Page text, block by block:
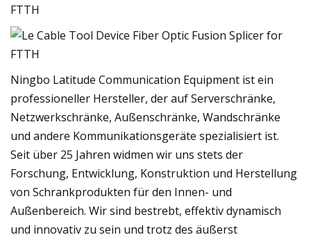
Ningbo Latitude Communication Equipment ist ein
professioneller Hersteller, der auf Serverschränke,
Netzwerkschränke, Außenschränke, Wandschränke
und andere Kommunikationsgeräte spezialisiert ist.
Seit über 25 Jahren widmen wir uns stets der
Forschung, Entwicklung, Konstruktion und Herstellung
von Schrankprodukten für den Innen- und
Außenbereich. Wir sind bestrebt, effektiv dynamisch
und innovativ zu sein und trotz des äußerst